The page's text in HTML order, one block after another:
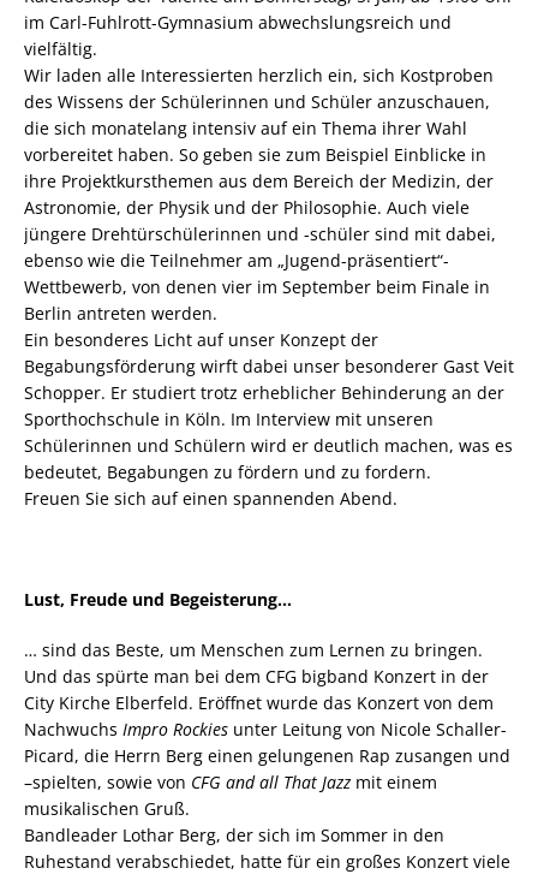
im Carl-Fuhlrott-Gymnasium abwechslungsreich und
vielfältig.
Wir laden alle Interessierten herzlich ein, sich Kostproben
des Wissens der Schülerinnen und Schüler anzuschauen,
die sich monatelang intensiv auf ein Thema ihrer Wahl
vorbereitet haben. So geben sie zum Beispiel Einblicke in
ihre Projektkursthemen aus dem Bereich der Medizin, der
Astronomie, der Physik und der Philosophie. Auch viele
jüngere Drehtürschülerinnen und -schüler sind mit dabei,
ebenso wie die Teilnehmer am „Jugend-präsentiert“-
Wettbewerb, von denen vier im September beim Finale in
Berlin antreten werden.
Ein besonderes Licht auf unser Konzept der
Begabungsförderung wirft dabei unser besonderer Gast Veit
Schopper. Er studiert trotz erheblicher Behinderung an der
Sporthochschule in Köln. Im Interview mit unseren
Schülerinnen und Schülern wird er deutlich machen, was es
bedeutet, Begabungen zu fördern und zu fordern.
Freuen Sie sich auf einen spannenden Abend.
Lust, Freude und Begeisterung…
… sind das Beste, um Menschen zum Lernen zu bringen.
Und das spürte man bei dem CFG bigband Konzert in der
City Kirche Elberfeld. Eröffnet wurde das Konzert von dem
Nachwuchs Impro Rockies unter Leitung von Nicole Schaller-
Picard, die Herrn Berg einen gelungenen Rap zusangen und
–spielten, sowie von CFG and all That Jazz mit einem
musikalischen Gruß.
Bandleader Lothar Berg, der sich im Sommer in den
Ruhestand verabschiedet, hatte für ein großes Konzert viele